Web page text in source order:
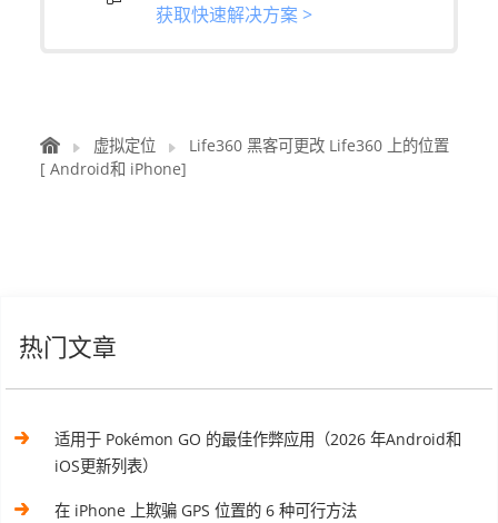
获取快速解决方案 >
虚拟定位
Life360 黑客可更改 Life360 上的位置
[ Android和 iPhone]
热门文章
适用于 Pokémon GO 的最佳作弊应用（2026 年Android和
iOS更新列表）
在 iPhone 上欺骗 GPS 位置的 6 种可行方法